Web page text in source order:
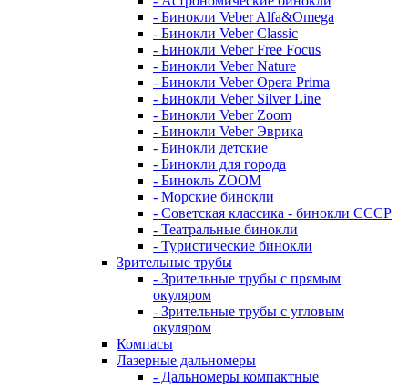
- Бинокли Veber Alfa&Omega
- Бинокли Veber Classic
- Бинокли Veber Free Focus
- Бинокли Veber Nature
- Бинокли Veber Opera Prima
- Бинокли Veber Silver Line
- Бинокли Veber Zoom
- Бинокли Veber Эврика
- Бинокли детские
- Бинокли для города
- Бинокль ZOOM
- Морские бинокли
- Советская классика - бинокли СССР
- Театральные бинокли
- Туристические бинокли
Зрительные трубы
- Зрительные трубы с прямым
окуляром
- Зрительные трубы с угловым
окуляром
Компасы
Лазерные дальномеры
- Дальномеры компактные